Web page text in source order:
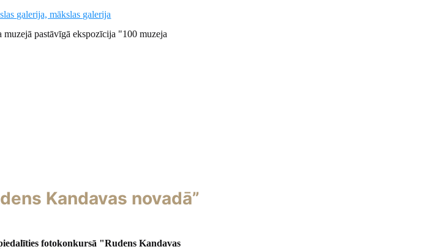
galerija, mākslas galerija
pastāvīgā ekspozīcija "100 muzeja
Kandavas novadā”
fotokonkursā "Rudens Kandavas